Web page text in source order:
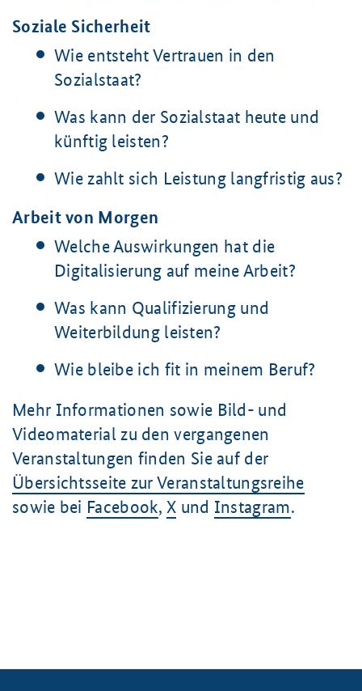
Soziale Sicherheit
Wie entsteht Vertrauen in den
Sozialstaat?
Was kann der Sozialstaat heute und
künftig leisten?
Wie zahlt sich Leistung langfristig aus?
Arbeit von Morgen
Welche Auswirkungen hat die
Digitalisierung auf meine Arbeit?
Was kann Qualifizierung und
Weiterbildung leisten?
Wie bleibe ich fit in meinem Beruf?
Mehr Informationen sowie Bild- und
Videomaterial zu den vergangenen
Veranstaltungen finden Sie auf der
Übersichtsseite zur Veranstaltungsreihe
sowie bei Facebook,X und Instagram.